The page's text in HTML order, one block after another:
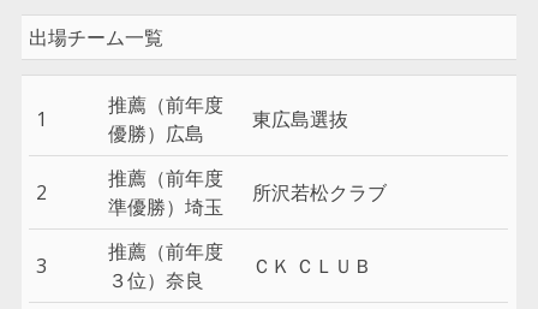
出場チーム一覧
1
推薦（前年度
優勝）広島
東広島選抜
2
推薦（前年度
準優勝）埼玉
所沢若松クラブ
3
推薦（前年度
３位）奈良
ＣＫ ＣＬＵＢ